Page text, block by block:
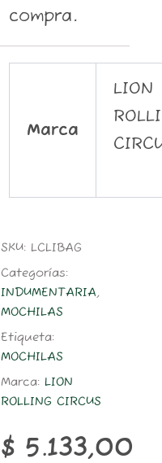
compra.
Marca
LION
SKU: LCLIBAG
Categorías:
INDUMENTARIA,
MOCHILAS
Etiqueta:
MOCHILAS
Marca:LION
ROLLING CIRCUS
$ 5.133,00